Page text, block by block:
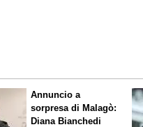
Annuncio a
sorpresa di Malagò:
Diana Bianchedi